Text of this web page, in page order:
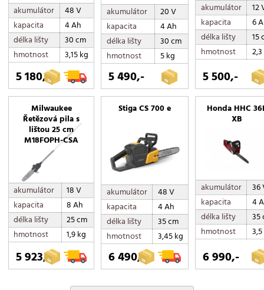
akumulátor
48 V
kapacita
4 Ah
délka lišty
30 cm
hmotnost
3,15 kg
5 180,-
akumulátor
20 V
kapacita
4 Ah
délka lišty
30 cm
hmotnost
5 kg
5 490,-
akumulátor
12
kapacita
6
délka lišty
15
hmotnost
5 500,-
Milwaukee
Řetězová pila s
lištou 25 cm
M18FOPH-CSA
akumulátor
18 V
kapacita
8 Ah
délka lišty
25 cm
hmotnost
1,9 kg
5 923,-
Stiga CS 700 e
akumulátor
48 V
kapacita
4 Ah
délka lišty
35 cm
hmotnost
3,45 kg
6 490,-
Honda HHC
XB
akumulátor
36
kapacita
4
délka lišty
35
hmotnost
6 990,-